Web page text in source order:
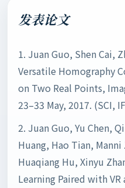
发表论文
1. Juan Guo, Shen Cai,
Versatile Homography
on Two Real Points,
23–33 May, 2017. (SCI,
2. Juan Guo, Yu Chen,
Huang, Hao Tian,
Huaqiang Hu, Xinyu
Learning Paired with VR